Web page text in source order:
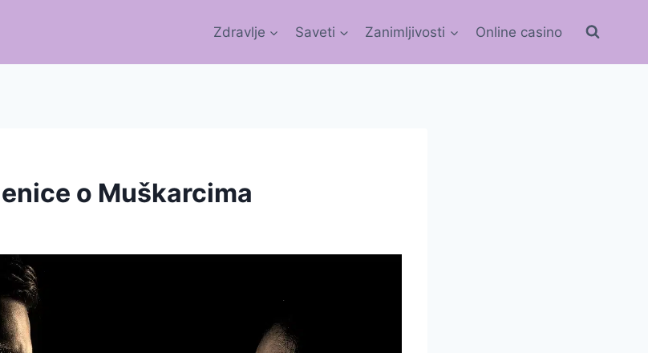
Zdravlje Saveti Zanimljivosti Online casino
o Muškarcima